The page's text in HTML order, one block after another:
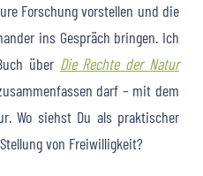
Forschung vorstellen und die
ins Gespräch bringen. Ich
über Die Rechte der Natur
darf – mit dem
Wo siehst Du als praktischer
von Freiwilligkeit?